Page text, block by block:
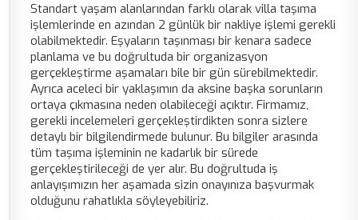
Standart yaşam alanlarından farklı olarak villa taşıma
işlemlerinde en azından 2 günlük bir nakliye işlemi gerekli
olabilmektedir. Eşyaların taşınması bir kenara sadece
planlama ve bu doğrultuda bir organizasyon
gerçekleştirme aşamaları bile bir gün sürebilmektedir.
Ayrıca aceleci bir yaklaşımın da aksine başka sorunların
ortaya çıkmasına neden olabileceği açıktır. Firmamız,
gerekli incelemeleri gerçekleştirdikten sonra sizlere
detaylı bir bilgilendirmede bulunur. Bu bilgiler arasında
tüm taşıma işleminin ne kadarlık bir sürede
gerçekleştirileceği de yer alır. Bu doğrultuda iş
anlayışımızın her aşamada sizin onayınıza başvurmak
olduğunu rahatlıkla söyleyebiliriz.